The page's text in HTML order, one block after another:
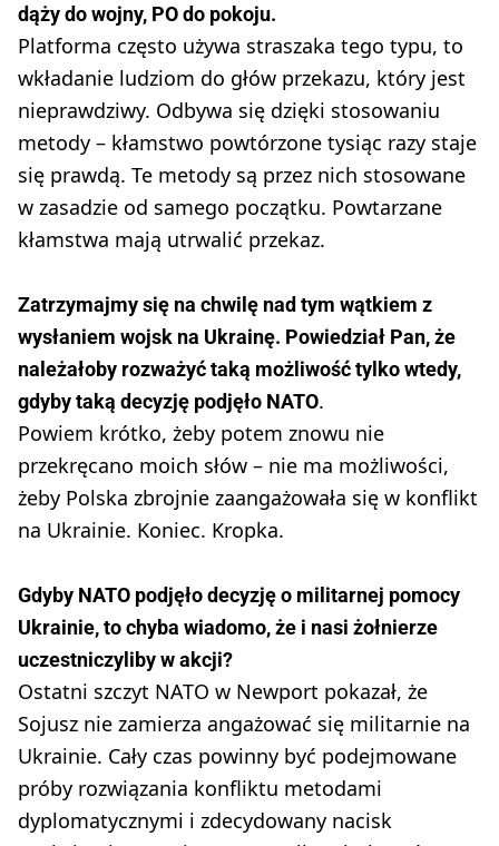
dąży do wojny, PO do pokoju.
Platforma często używa straszaka tego typu, to
wkładanie ludziom do głów przekazu, który jest
nieprawdziwy. Odbywa się dzięki stosowaniu
metody – kłamstwo powtórzone tysiąc razy staje
się prawdą. Te metody są przez nich stosowane
w zasadzie od samego początku. Powtarzane
kłamstwa mają utrwalić przekaz.
Zatrzymajmy się na chwilę nad tym wątkiem z
wysłaniem wojsk na Ukrainę. Powiedział Pan, że
należałoby rozważyć taką możliwość tylko wtedy,
gdyby taką decyzję podjęło NATO.
Powiem krótko, żeby potem znowu nie
przekręcano moich słów – nie ma możliwości,
żeby Polska zbrojnie zaangażowała się w konflikt
na Ukrainie. Koniec. Kropka.
Gdyby NATO podjęło decyzję o militarnej pomocy
Ukrainie, to chyba wiadomo, że i nasi żołnierze
uczestniczyliby w akcji?
Ostatni szczyt NATO w Newport pokazał, że
Sojusz nie zamierza angażować się militarnie na
Ukrainie. Cały czas powinny być podejmowane
próby rozwiązania konfliktu metodami
dyplomatycznymi i zdecydowany nacisk